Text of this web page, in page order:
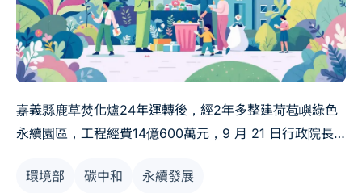
嘉義縣鹿草焚化爐24年運轉後，經2年多整建荷苞嶼綠色
永續園區，工程經費14億600萬元，9 月 21 日行政院長
儀式。卓榮泰表示，這是中央與地方合作、民間參與的成
環境部 碳中和 永續發展